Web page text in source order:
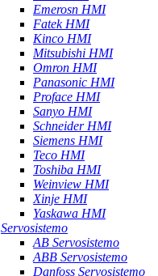
Emerosn HMI
Fatek HMI
Kinco HMI
Mitsubishi HMI
Omron HMI
Panasonic HMI
Proface HMI
Sanyo HMI
Schneider HMI
Siemens HMI
Teco HMI
Toshiba HMI
Weinview HMI
Xinje HMI
Yaskawa HMI
Servosistemo
AB Servosistemo
ABB Servosistemo
Danfoss Servosistemo